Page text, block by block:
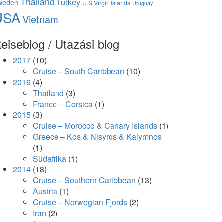
U.S.Virgin Islands Uruguay
Vietnam
/ Utazási blog
2017 (10)
Cruise – South Caribbean (10)
2016 (4)
Thailand (3)
France – Corsica (1)
2015 (3)
Cruise – Morocco & Canary Islands (1)
Greece – Kos & Nisyros & Kalymnos
(1)
Südafrika (1)
2014 (18)
Cruise – Southern Caribbean (13)
Austria (1)
Cruise – Norwegian Fjords (2)
Iran (2)